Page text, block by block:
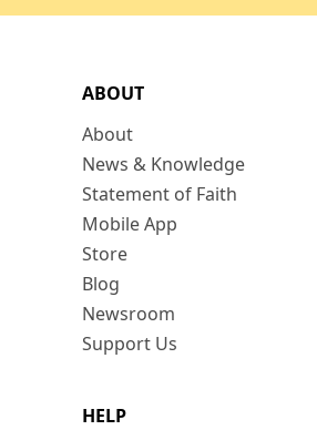
ABOUT
About
News & Knowledge
Statement of Faith
Mobile App
Store
Blog
Newsroom
Support Us
HELP